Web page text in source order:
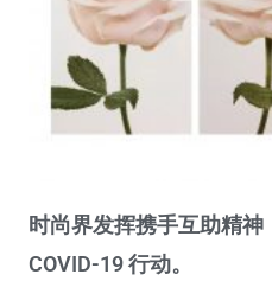
时尚界发挥携手互助精
COVID-19 行动。